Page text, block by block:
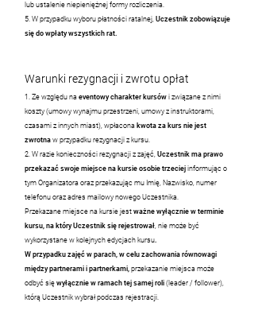
lub ustalenie niepieniężnej formy rozliczenia.
5. W przypadku wyboru płatności ratalnej, Uczestnik zobowiązuje
się do wpłaty wszystkich rat.
Warunki rezygnacji i zwrotu opłat
1. Ze względu na eventowy charakter kursów i związane z nimi
koszty (umowy wynajmu przestrzeni, umowy z instruktorami,
czasami z innych miast), wpłacona kwota za kurs nie jest
zwrotna w przypadku rezygnacji z kursu.
2. W razie konieczności rezygnacji z zajęć, Uczestnik ma prawo
przekazać swoje miejsce na kursie osobie trzeciej informując o
tym Organizatora oraz przekazując mu Imię, Nazwisko, numer
telefonu oraz adres mailowy nowego Uczestnika.
Przekazane miejsce na kursie jest ważne wyłącznie w terminie
kursu, na który Uczestnik się rejestrował, nie może być
wykorzystane w kolejnych edycjach kursu.
W przypadku zajęć w parach, w celu zachowania równowagi
między partnerami i partnerkami, przekazanie miejsca może
odbyć się wyłącznie w ramach tej samej roli (leader / follower),
którą Uczestnik wybrał podczas rejestracji.